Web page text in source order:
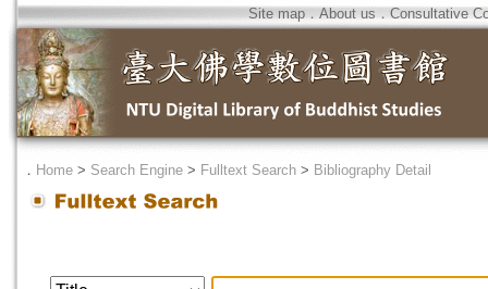
Site map．About us ． Consultative
． Home > Search Engine > Fulltext Search > Bibliography Detail